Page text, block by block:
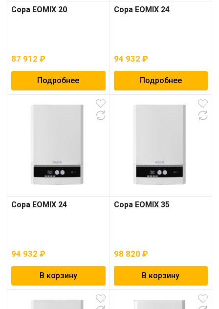
Copa EOMIX 20
87 912 ₽
Подробнее
Copa EOMIX 24
94 932 ₽
Подробнее
Copa EOMIX 24
94 932 ₽
В корзину
Copa EOMIX 35
98 820 ₽
В корзину